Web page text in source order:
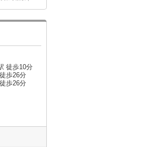
徒歩10分
歩26分
歩26分